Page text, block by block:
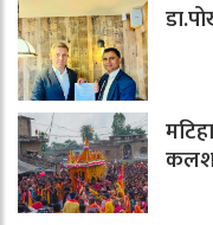
कलश